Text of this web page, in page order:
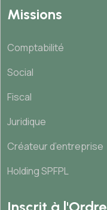
Missions
Comptabilité
Social
Fiscal
Juridique
Créateur d’entreprise
Holding SPFPL
Inscrit à l'Ordre